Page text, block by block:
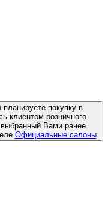
покупку в
клиентом розничного
Вами ранее
Официальные салоны